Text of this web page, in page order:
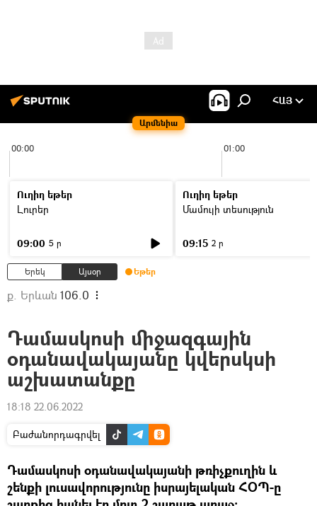
Արմենիա
ՀԱՅ
00:00 01:00
Ուղիղ եթեր
Լուրեր
09:00 5 ր
Ուղիղ եթեր
Մամուլի տեսություն
09:15 2 ր
Երեկ Այսօր Եթեր
ք. Երևան 106.0
Դամասկոսի միջազգային
օդանավակայանը կվերսկսի
աշխատանքը
18:18 22.06.2022
Բաժանորդագրվել
Դամասկոսի օդանավակայանի թռիչքուղին և
շենքի լուսավորությունը իսրայելական ՀՕՊ-ը